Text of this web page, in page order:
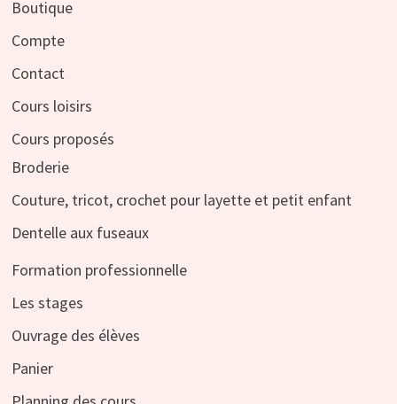
Boutique
Compte
Contact
Cours loisirs
Cours proposés
Broderie
Couture, tricot, crochet pour layette et petit enfant
Dentelle aux fuseaux
Formation professionnelle
Les stages
Ouvrage des élèves
Panier